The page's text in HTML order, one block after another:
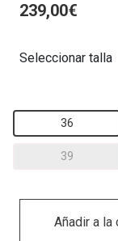
239,00€
Seleccionar talla
36
39